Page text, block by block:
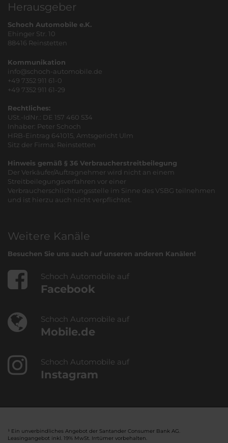
Herausgeber
Schoch Automobile e.K.
Ehinger Str. 10
88416 Reinstetten
Kommunikation
info@schoch-automobile.de
+49 7352 911 61-0
+49 7352 911 61-29
Rechtliches:
USt.-IdNr.: DE 157 460 534
Inhaber: Peter Schoch
HRB-Eintrag 641015, Amtsgericht Ulm
Sitz der Firma: Reinstetten
Hinweis gemäß § 36 Verbraucherstreitbeilegung
Der Verkäufer/Auftragnehmer wird nicht an einem
Streitbeilegungsverfahren vor einer
Verbraucherschlichtungsstelle im Sinne des VSBG teilnehmen
und ist hierzu auch nicht verpflichtet.
Weitere Kanäle
Besuchen Sie uns auch auf unseren anderen Kanälen!
Schoch Automobile auf
Facebook
Schoch Automobile auf
Mobile.de
Schoch Automobile auf
Instagram
¹ Ein unverbindliches Angebot der Santander Consumer Bank AG.
Leasingangebot inkl. 19% MwSt. Irrtümer vorbehalten.